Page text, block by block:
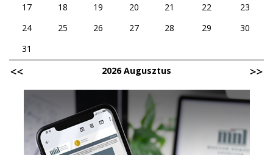
17
18 19 20 21 22
23
24
25 26 27 28 29
30
31
2026 Augusztus